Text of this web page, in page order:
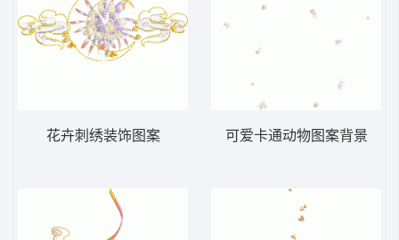
花卉刺绣装饰图案 可爱卡通动物图案背景